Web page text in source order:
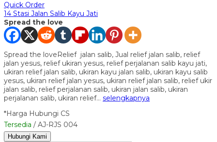
Quick Order
14 Stasi Jalan Salib Kayu Jati
Spread the love
Spread the loveRelief jalan salib, Jual relief jalan salib, relief
jalan yesus, relief ukiran yesus, relief perjalanan salib kayu jati,
ukiran relief jalan salib, ukiran kayu jalan salib, ukiran kayu salib
yesus, ukiran relief jalan yesus, ukiran relief jalan salib, relief ukir
jalan salib, relief perjalanan salib, ukiran jalan salib, ukiran
perjalanan salib, ukiran relief… selengkapnya
*Harga Hubungi CS
Tersedia / AJ-RJS 004
Hubungi Kami